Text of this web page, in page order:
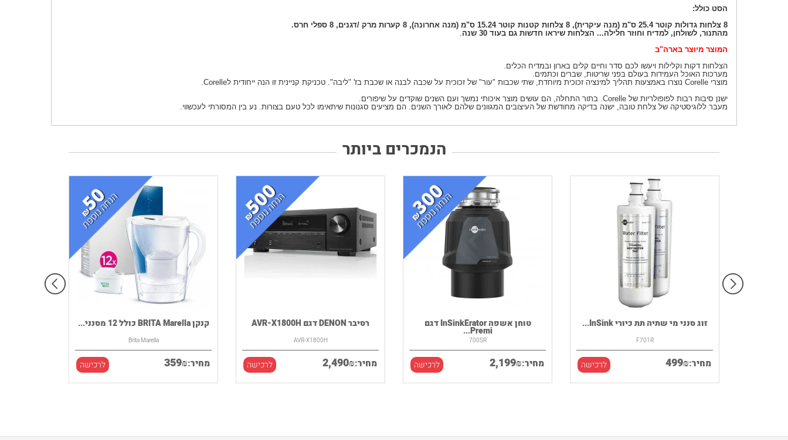
הסט כולל:
8 צלחות גדולות קוטר 25.4 ס"מ (מנה עיקרית), 8 צלחות קטנות קוטר 15.24 ס"מ (מנה אחרונה), 8 קערות מרק /דגנים, 8 ספלי חרס.
מהתנור, לשולחן, למדיח וחוזר חלילה... הצלחות שיראו חדשות גם בעוד 30 שנה
.
המוצר מיוצר בארה"ב
הצלחות דקות וקלילות ויעשו לכם סדר וחיים קלים בארון ובמדיח הכלים.
מערכות האוכל העמידות בעולם בפני שריטות, שברים וכתמים.
מוצרי Corelle נוצרו באמצעות תהליך למינציה זכוכית מיוחדת, שתי שכבות "עור" של זכוכית על שכבה לבנה או שכבת בז' "ליבה". טכניקת קניינית זו הנה ייחודית לCorelle.
ישנן סיבות רבות לפופולריות של Corelle. בתור התחלה, הם עושים מוצר איכותי נמשך ועם השנים שוקדים על שיפורים.
מעבר ללוגיסטיקה של צלחת טובה, ישנה בדיקה מחודשת של העיצובים המגוונים שלהם לאורך השנים. הם מציעים סגנונות שיתאימו לכל טעם בצורות. נע בין המסורתי לעכשווי.
הנמכרים ביותר
קנקן BRITA Marella כולל 12 מסנני...
Brita Marella
מחיר: 359₪ לרכישה
רסיבר DENON דגם AVR-X1800H
AVR-X1800H
מחיר: 2,490₪ לרכישה
טוחן אשפה InSinkErator דגם
Premi...
700SR
מחיר: 2,199₪ לרכישה
זוג סנני מי שתיה תת כיורי InSink...
F701R
מחיר: 499₪ לרכישה